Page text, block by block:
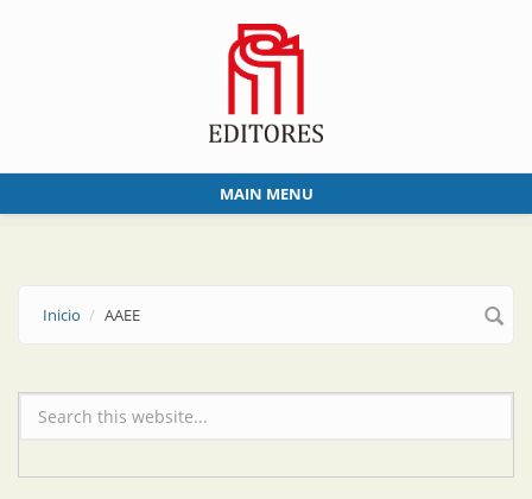
MAIN MENU
Inicio AAEE
Formulario de búsqueda